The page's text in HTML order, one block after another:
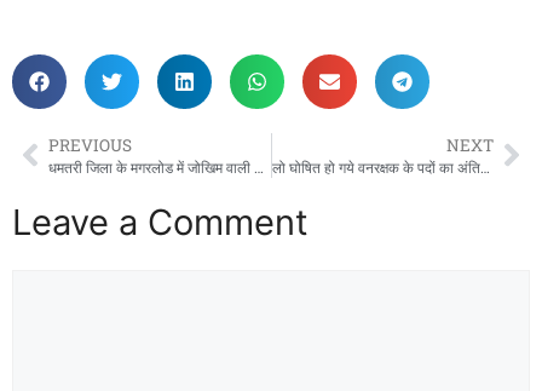
PREVIOUS
धमतरी जिला के मगरलोड में जोखिम वाली गर्भवती महिलाओं के प्रसव में होगी आसानी,,,,,,,
NEXT
लो घोषित हो गये वनरक्षक के पदों का अंतिम परिणाम!
Leave a Comment